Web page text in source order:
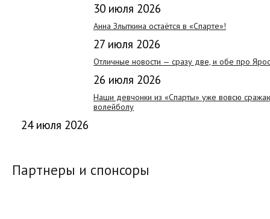
30 июля 2026
Анна Злыткина остаётся в «Спарте»!
27 июля 2026
Отличные новости — сразу две, и обе про
26 июля 2026
Наши девчонки из «Спарты» уже вовсю
волейболу
24 июля 2026
Партнеры и спонсоры